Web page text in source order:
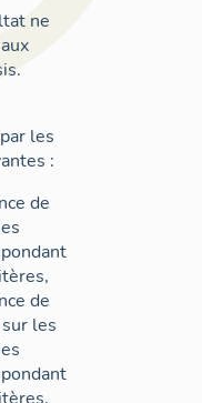
ne
les
:
de
de
les